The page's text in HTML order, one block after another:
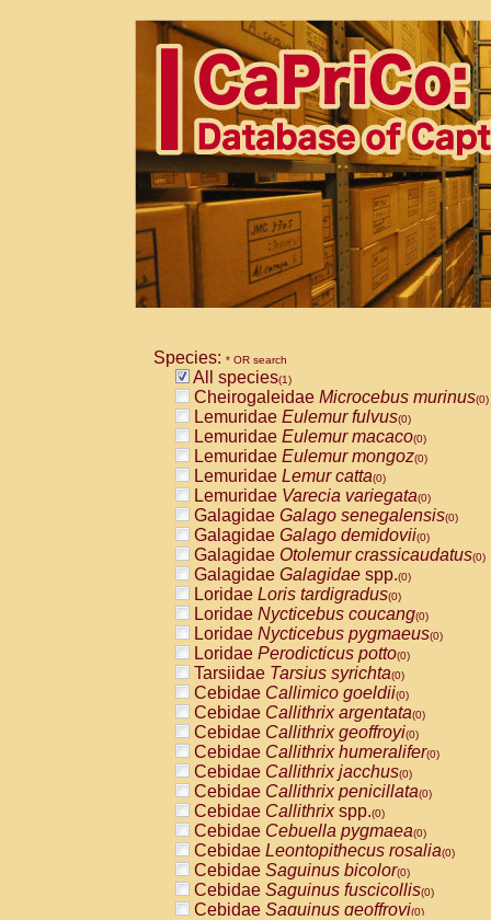
Species: * OR search
All species(1)
Cheirogaleidae Microcebus murinus(0)
Lemuridae Eulemur fulvus(0)
Lemuridae Eulemur macaco(0)
Lemuridae Eulemur mongoz(0)
Lemuridae Lemur catta(0)
Lemuridae Varecia variegata(0)
Galagidae Galago senegalensis(0)
Galagidae Galago demidovii(0)
Galagidae Otolemur crassicaudatus(0)
Galagidae Galagidae spp.(0)
Loridae Loris tardigradus(0)
Loridae Nycticebus coucang(0)
Loridae Nycticebus pygmaeus(0)
Loridae Perodicticus potto(0)
Tarsiidae Tarsius syrichta(0)
Cebidae Callimico goeldii(0)
Cebidae Callithrix argentata(0)
Cebidae Callithrix geoffroyi(0)
Cebidae Callithrix humeralifer(0)
Cebidae Callithrix jacchus(0)
Cebidae Callithrix penicillata(0)
Cebidae Callithrixspp.(0)
Cebidae Cebuella pygmaea(0)
Cebidae Leontopithecus rosalia(0)
Cebidae Saguinus bicolor(0)
Cebidae Saguinus fuscicollis(0)
Cebidae Saguinus geoffroyi(0)